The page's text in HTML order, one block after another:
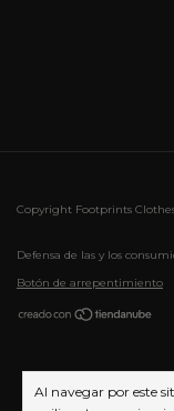
Al navegar por este
Copyright Footprints Clothes
Defensa de las y los
Botón de arrepentimiento